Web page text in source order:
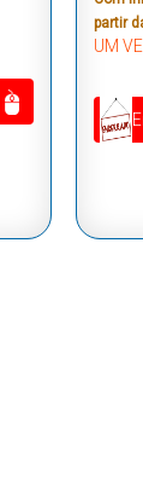
partir
UM